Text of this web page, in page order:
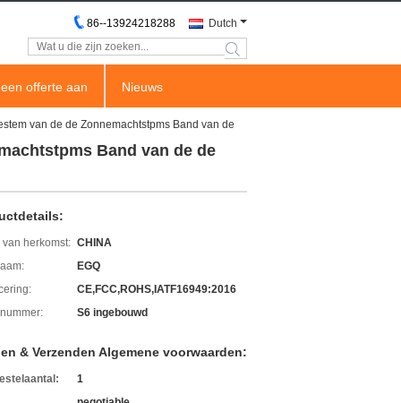
Dutch
86--13924218288
search
offerte aan Nieuws
van de de Zonnemachtstpms Band van de
Band van de de
van herkomst: CHINA
EGQ
CE,FCC,ROHS,IATF16949:2016
S6 ingebouwd
& Verzenden Algemene voorwaarden:
1